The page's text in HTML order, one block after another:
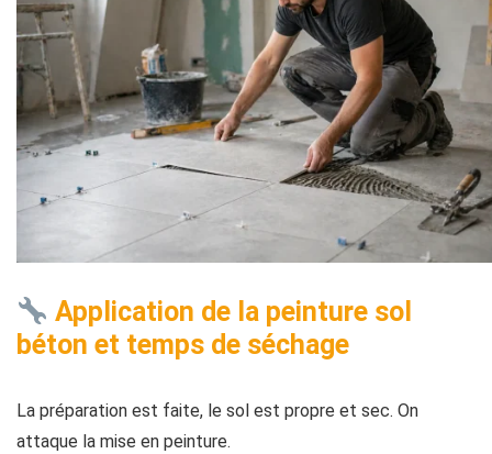
Application de la peinture sol
béton et temps de séchage
La préparation est faite, le sol est propre et sec. On
attaque la mise en peinture.